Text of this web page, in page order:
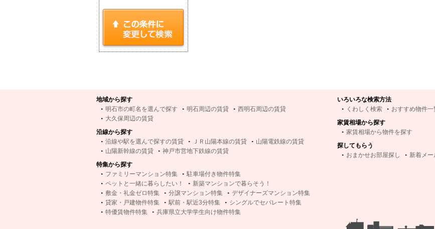
地域から探す
明石市の町名を選んで探す
明石周辺の賃貸
西明石周辺の賃貸
大久保周辺の賃貸
沿線から探す
沿線や駅を選んで探すの賃貸
ＪＲ山陽本線の賃貸
山陽電鉄線の賃貸
山陽新幹線の賃貸
神戸市営地下鉄線の賃貸
特集から探す
ファミリーマンション特集
駐車場付き物件特集
ペットと一緒に暮らしたい！
新築マンションで暮らそう！
敷金・礼金ゼロ特集
分譲マンション特集
デザイナーズマンション特集
貸家・戸建物件特集
駅前・駅近3分特集
シングルでセパレート特集
特優賃物件特集
兵庫県立大学学生向け物件特集
いろいろな検索方法
くわしく検索
おすすめ物件一
家賃相場から探す
家賃相場から物件を探す
探してもらう
おまかせお部屋探し
新着メ